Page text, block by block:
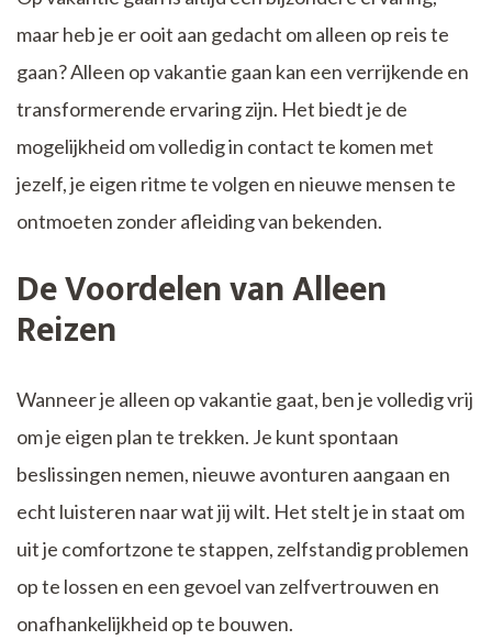
maar heb je er ooit aan gedacht om alleen op reis te
gaan? Alleen op vakantie gaan kan een verrijkende en
transformerende ervaring zijn. Het biedt je de
mogelijkheid om volledig in contact te komen met
jezelf, je eigen ritme te volgen en nieuwe mensen te
ontmoeten zonder afleiding van bekenden.
De Voordelen van Alleen
Reizen
Wanneer je alleen op vakantie gaat, ben je volledig vrij
om je eigen plan te trekken. Je kunt spontaan
beslissingen nemen, nieuwe avonturen aangaan en
echt luisteren naar wat jij wilt. Het stelt je in staat om
uit je comfortzone te stappen, zelfstandig problemen
op te lossen en een gevoel van zelfvertrouwen en
onafhankelijkheid op te bouwen.